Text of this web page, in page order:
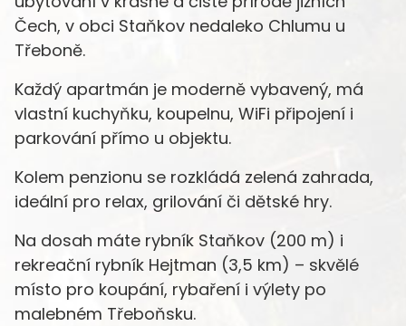
Čech, v obci Staňkov nedaleko Chlumu u
Třeboně.
Každý apartmán je moderně vybavený, má
vlastní kuchyňku, koupelnu, WiFi připojení i
parkování přímo u objektu.
Kolem penzionu se rozkládá zelená zahrada,
ideální pro relax, grilování či dětské hry.
Na dosah máte rybník Staňkov (200 m) i
rekreační rybník Hejtman (3,5 km) – skvělé
místo pro koupání, rybaření i výlety po
malebném Třeboňsku.